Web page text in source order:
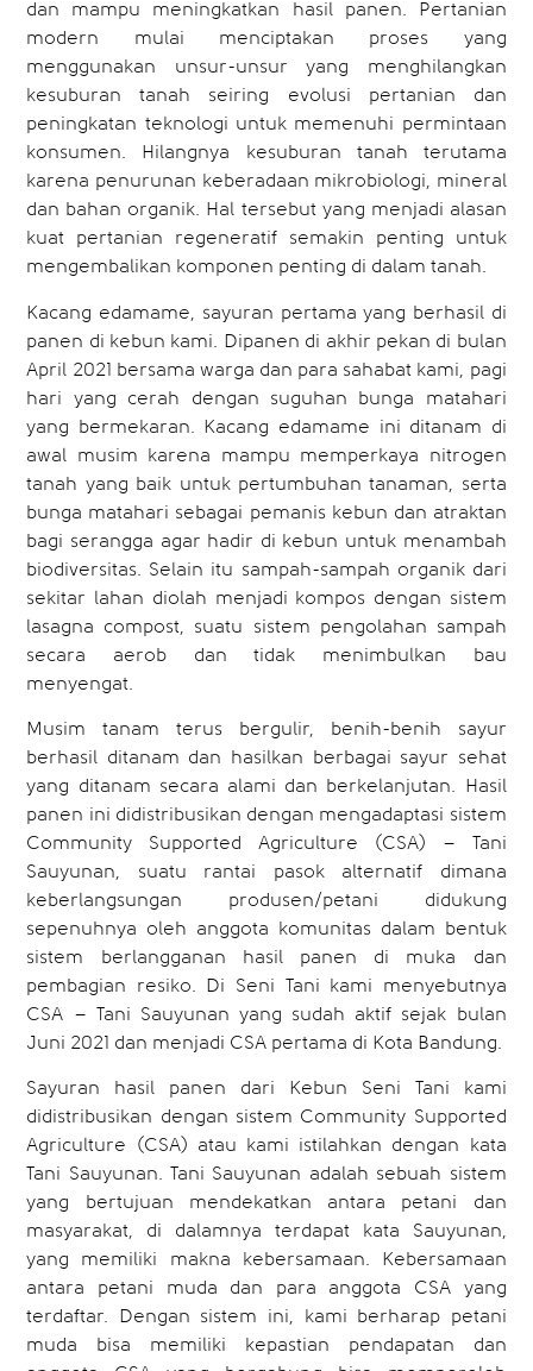
dan mampu meningkatkan hasil panen. Pertanian
modern mulai menciptakan proses yang
menggunakan unsur-unsur yang menghilangkan
kesuburan tanah seiring evolusi pertanian dan
peningkatan teknologi untuk memenuhi permintaan
konsumen. Hilangnya kesuburan tanah terutama
karena penurunan keberadaan mikrobiologi, mineral
dan bahan organik. Hal tersebut yang menjadi alasan
kuat pertanian regeneratif semakin penting untuk
mengembalikan komponen penting di dalam tanah.
Kacang edamame, sayuran pertama yang berhasil di
panen di kebun kami. Dipanen di akhir pekan di bulan
April 2021 bersama warga dan para sahabat kami, pagi
hari yang cerah dengan suguhan bunga matahari
yang bermekaran. Kacang edamame ini ditanam di
awal musim karena mampu memperkaya nitrogen
tanah yang baik untuk pertumbuhan tanaman, serta
bunga matahari sebagai pemanis kebun dan atraktan
bagi serangga agar hadir di kebun untuk menambah
biodiversitas. Selain itu sampah-sampah organik dari
sekitar lahan diolah menjadi kompos dengan sistem
lasagna compost, suatu sistem pengolahan sampah
secara aerob dan tidak menimbulkan bau
menyengat.
Musim tanam terus bergulir, benih-benih sayur
berhasil ditanam dan hasilkan berbagai sayur sehat
yang ditanam secara alami dan berkelanjutan. Hasil
panen ini didistribusikan dengan mengadaptasi sistem
Community Supported Agriculture (CSA) – Tani
Sauyunan, suatu rantai pasok alternatif dimana
keberlangsungan produsen/petani didukung
sepenuhnya oleh anggota komunitas dalam bentuk
sistem berlangganan hasil panen di muka dan
pembagian resiko. Di Seni Tani kami menyebutnya
CSA – Tani Sauyunan yang sudah aktif sejak bulan
Juni 2021 dan menjadi CSA pertama di Kota Bandung.
Sayuran hasil panen dari Kebun Seni Tani kami
didistribusikan dengan sistem Community Supported
Agriculture (CSA) atau kami istilahkan dengan kata
Tani Sauyunan. Tani Sauyunan adalah sebuah sistem
yang bertujuan mendekatkan antara petani dan
masyarakat, di dalamnya terdapat kata Sauyunan,
yang memiliki makna kebersamaan. Kebersamaan
antara petani muda dan para anggota CSA yang
terdaftar. Dengan sistem ini, kami berharap petani
muda bisa memiliki kepastian pendapatan dan